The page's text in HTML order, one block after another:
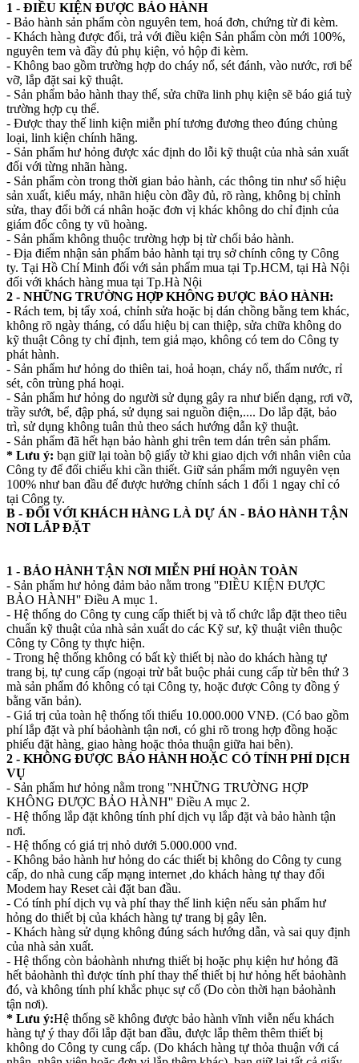
1 - ĐIỀU KIỆN ĐƯỢC BẢO HÀNH
- Bảo hành sản phẩm còn nguyên tem, hoá đơn, chứng từ đi kèm.
- Khách hàng được đổi, trả với điều kiện Sản phẩm còn mới 100%,
nguyên tem và đầy đủ phụ kiện, vỏ hộp đi kèm.
- Không bao gồm trường hợp do cháy nổ, sét đánh, vào nước, rơi bể
vỡ, lắp đặt sai kỹ thuật.
- Sản phẩm bảo hành thay thế, sửa chữa linh phụ kiện sẽ báo giá tuỳ
trường hợp cụ thể.
- Được thay thế linh kiện miễn phí tương đương theo đúng chủng
loại, linh kiện chính hãng.
- Sản phẩm hư hỏng được xác định do lỗi kỹ thuật của nhà sản xuất
đối với từng nhãn hàng.
- Sản phẩm còn trong thời gian bảo hành, các thông tin như số hiệu
sản xuất, kiểu máy, nhãn hiệu còn đầy đủ, rõ ràng, không bị chỉnh
sửa, thay đổi bởi cá nhân hoặc đơn vị khác không do chỉ định của
giám đốc công ty vũ hoàng.
- Sản phẩm không thuộc trường hợp bị từ chối bảo hành.
- Địa điểm nhận sản phẩm bảo hành tại trụ sở chính công ty Công
ty. Tại Hồ Chí Minh đối với sản phẩm mua tại Tp.HCM, tại Hà Nội
đối với khách hàng mua tại Tp.Hà Nội
2 - NHỮNG TRƯỜNG HỢP KHÔNG ĐƯỢC BẢO HÀNH:
- Rách tem, bị tẩy xoá, chỉnh sửa hoặc bị dán chồng bằng tem khác,
không rõ ngày tháng, có dấu hiệu bị can thiệp, sửa chữa không do
kỹ thuật Công ty chỉ định, tem giả mạo, không có tem do Công ty
phát hành.
- Sản phẩm hư hỏng do thiên tai, hoả hoạn, cháy nổ, thấm nước, rỉ
sét, côn trùng phá hoại.
- Sản phẩm hư hỏng do người sử dụng gây ra như biến dạng, rơi vỡ,
trầy sướt, bể, đập phá, sử dụng sai nguồn điện,.... Do lắp đặt, bảo
trì, sử dụng không tuân thủ theo sách hướng dẫn kỹ thuật.
- Sản phẩm đã hết hạn bảo hành ghi trên tem dán trên sản phẩm.
* Lưu ý: bạn giữ lại toàn bộ giấy tờ khi giao dịch với nhân viên của
Công ty để đối chiếu khi cần thiết. Giữ sản phẩm mới nguyên vẹn
100% như ban đầu để được hưởng chính sách 1 đổi 1 ngay chỉ có
tại Công ty.
B - ĐỐI VỚI KHÁCH HÀNG LÀ DỰ ÁN - BẢO HÀNH TẬN
NƠI LẮP ĐẶT
1 - BẢO HÀNH TẬN NƠI MIỄN PHÍ HOÀN TOÀN
- Sản phẩm hư hỏng đảm bảo nằm trong ''ĐIỀU KIỆN ĐƯỢC
BẢO HÀNH'' Điều A mục 1.
- Hệ thống do Công ty cung cấp thiết bị và tổ chức lắp đặt theo tiêu
chuẩn kỹ thuật của nhà sản xuất do các Kỹ sư, kỹ thuật viên thuộc
Công ty Công ty thực hiện.
- Trong hệ thống không có bất kỳ thiết bị nào do khách hàng tự
trang bị, tự cung cấp (ngoại trừ bắt buộc phải cung cấp từ bên thứ 3
mà sản phẩm đó không có tại Công ty, hoặc được Công ty đồng ý
bằng văn bản).
- Giá trị của toàn hệ thống tối thiểu 10.000.000 VNĐ. (Có bao gồm
phí lắp đặt và phí bảohành tận nơi, có ghi rõ trong hợp đồng hoặc
phiếu đặt hàng, giao hàng hoặc thỏa thuận giữa hai bên).
2 - KHÔNG ĐƯỢC BẢO HÀNH HOẶC CÓ TÍNH PHÍ DỊCH
VỤ
- Sản phẩm hư hỏng nằm trong ''NHỮNG TRƯỜNG HỢP
KHÔNG ĐƯỢC BẢO HÀNH'' Điều A mục 2.
- Hệ thống lắp đặt không tính phí dịch vụ lắp đặt và bảo hành tận
nơi.
- Hệ thống có giá trị nhỏ dưới 5.000.000 vnđ.
- Không bảo hành hư hỏng do các thiết bị không do Công ty cung
cấp, do nhà cung cấp mạng internet ,do khách hàng tự thay đổi
Modem hay Reset cài đặt ban đầu.
- Có tính phí dịch vụ và phí thay thế linh kiện nếu sản phẩm hư
hỏng do thiết bị của khách hàng tự trang bị gây lên.
- Khách hàng sử dụng không đúng sách hướng dẫn, và sai quy định
của nhà sản xuất.
- Hệ thống còn bảohành nhưng thiết bị hoặc phụ kiện hư hỏng đã
hết bảohành thì được tính phí thay thế thiết bị hư hỏng hết bảohành
đó, và không tính phí khắc phục sự cố (Do còn thời hạn bảohành
tận nơi).
* Lưu ý:Hệ thống sẽ không được bảo hành vĩnh viễn nếu khách
hàng tự ý thay đổi lắp đặt ban đầu, được lắp thêm thêm thiết bị
không do Công ty cung cấp. (Do khách hàng tự thỏa thuận với cá